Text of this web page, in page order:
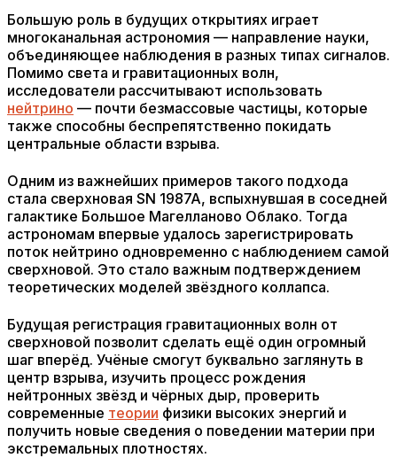
Большую роль в будущих открытиях играет
многоканальная астрономия — направление науки,
объединяющее наблюдения в разных типах сигналов.
Помимо света и гравитационных волн,
исследователи рассчитывают использовать
нейтрино — почти безмассовые частицы, которые
также способны беспрепятственно покидать
центральные области взрыва.
Одним из важнейших примеров такого подхода
стала сверхновая SN 1987A, вспыхнувшая в соседней
галактике Большое Магелланово Облако. Тогда
астрономам впервые удалось зарегистрировать
поток нейтрино одновременно с наблюдением самой
сверхновой. Это стало важным подтверждением
теоретических моделей звёздного коллапса.
Будущая регистрация гравитационных волн от
сверхновой позволит сделать ещё один огромный
шаг вперёд. Учёные смогут буквально заглянуть в
центр взрыва, изучить процесс рождения
нейтронных звёзд и чёрных дыр, проверить
современные теории физики высоких энергий и
получить новые сведения о поведении материи при
экстремальных плотностях.